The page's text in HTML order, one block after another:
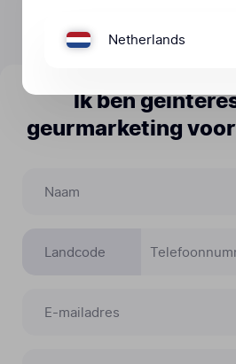
Ik ben
geurmarketing
Netherlands